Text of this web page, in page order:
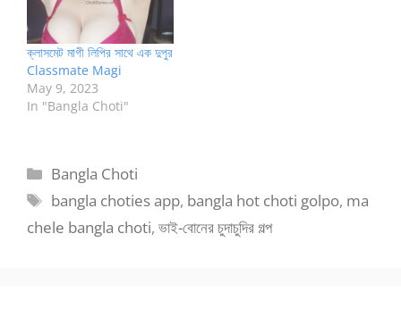
ক্লাসমেট মাগী লিপির সাথে এক দুপুর
Classmate Magi
May 9, 2023
In "Bangla Choti"
Categories
Bangla Choti
Tags
bangla choties app, bangla hot choti golpo, ma
chele bangla choti, ভাই-বোনের চুদাচুদির গল্প